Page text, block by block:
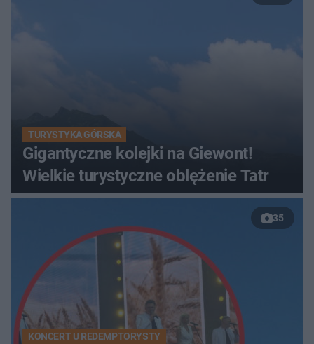
TURYSTYKA GÓRSKA
Gigantyczne kolejki na Giewont!
Wielkie turystyczne oblężenie Tatr
35
KONCERT U REDEMPTORYSTY